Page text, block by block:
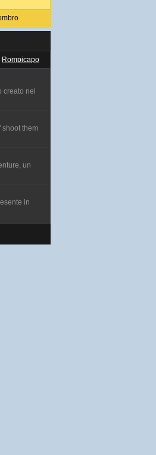
Rompicapo
creato nel
shoot them
un
in